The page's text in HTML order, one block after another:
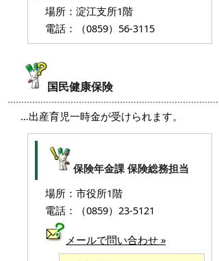
場所：淀江支所1階
電話：（0859）56-3115
国民健康保険
…出産育児一時金が受けられます。
保険年金課 保険総務担当
場所：市役所1階
電話：（0859）23-5121
メールで問い合わせ »